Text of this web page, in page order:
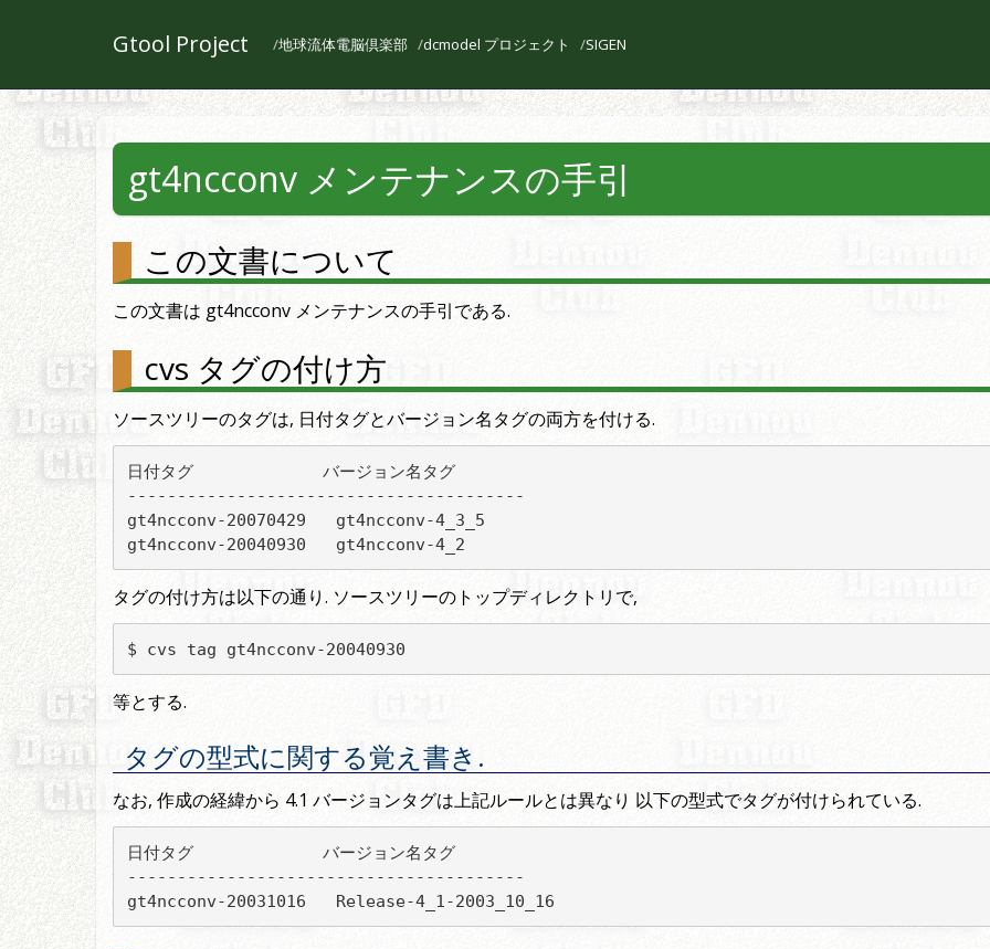
Gtool Project 地球流体電脳倶楽部 dcmodel プロジェクト SIGEN
gt4ncconv メンテナンスの手引
この文書について
この文書は gt4ncconv メンテナンスの手引である.
cvs タグの付け方
ソースツリーのタグは, 日付タグとバージョン名タグの両方を付ける.
日付タグ             バージョン名タグ
----------------------------------------
gt4ncconv-20070429   gt4ncconv-4_3_5
gt4ncconv-20040930   gt4ncconv-4_2
タグの付け方は以下の通り. ソースツリーのトップディレクトリで,
$ cvs tag gt4ncconv-20040930
等とする.
タグの型式に関する覚え書き.
なお, 作成の経緯から 4.1 バージョンタグは上記ルールとは異なり 以下の型式でタグが付けられている.
日付タグ             バージョン名タグ
----------------------------------------
gt4ncconv-20031016   Release-4_1-2003_10_16